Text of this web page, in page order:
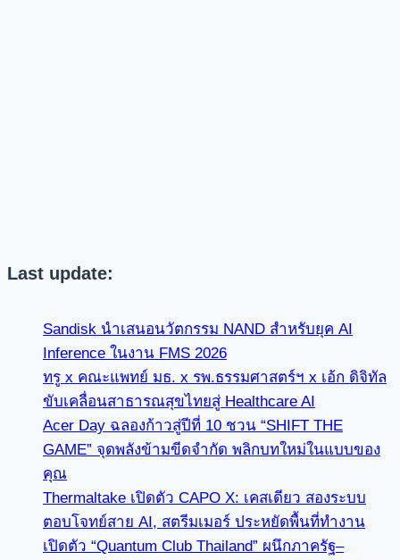
Last update:
Sandisk นำเสนอนวัตกรรม NAND สำหรับยุค AI
Inference ในงาน FMS 2026
ทรู x คณะแพทย์ มธ. x รพ.ธรรมศาสตร์ฯ x เอ้ก ดิจิทัล
ขับเคลื่อนสาธารณสุขไทยสู่ Healthcare AI
Acer Day ฉลองก้าวสู่ปีที่ 10 ชวน “SHIFT THE
GAME” จุดพลังข้ามขีดจำกัด พลิกบทใหม่ในแบบของ
คุณ
Thermaltake เปิดตัว CAPO X: เคสเดียว สองระบบ
ตอบโจทย์สาย AI, สตรีมเมอร์ ประหยัดพื้นที่ทำงาน
เปิดตัว “Quantum Club Thailand” ผนึกภาครัฐ–